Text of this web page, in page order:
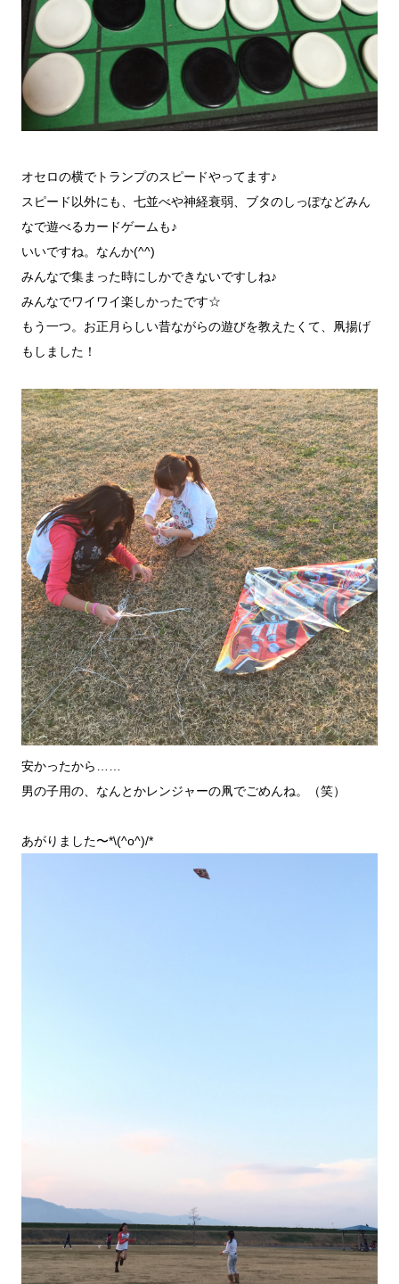
オセロの横でトランプのスピードやってます♪
スピード以外にも、七並べや神経衰弱、ブタのしっぽなどみん
なで遊べるカードゲームも♪
いいですね。なんか(^^)
みんなで集まった時にしかできないですしね♪
みんなでワイワイ楽しかったです☆
もう一つ。お正月らしい昔ながらの遊びを教えたくて、凧揚げ
もしました！
安かったから……
男の子用の、なんとかレンジャーの凧でごめんね。（笑）
あがりました〜*\(^o^)/*